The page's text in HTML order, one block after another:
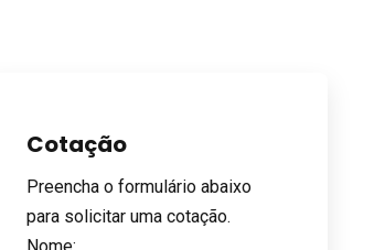
Cotação
Preencha o formulário abaixo
para solicitar uma cotação.